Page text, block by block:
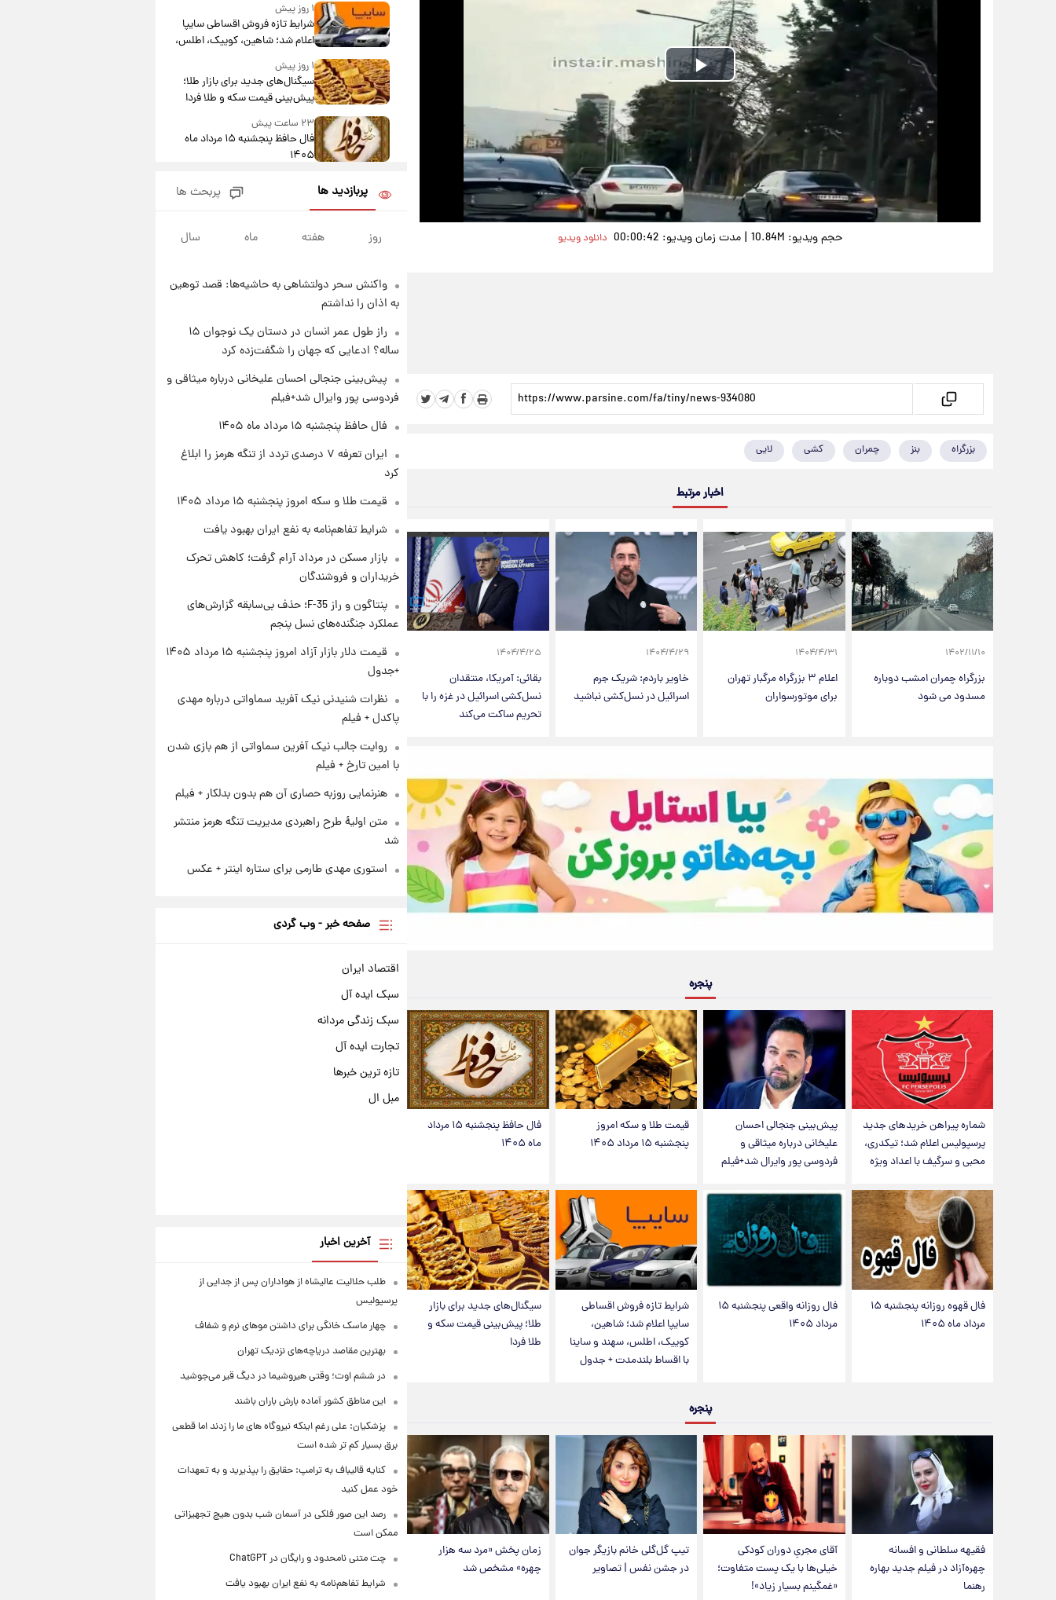
Play
Video
حجم ویدیو: 10.84M | مدت زمان ویدیو: 00:00:42 دانلود ویدیو
بزرگراه بنز چمران کشی لایی
اخبار مرتبط
۱۴۰۲/۱۱/۱۰
بزرگراه چمران امشب دوباره
مسدود می شود
۱۴۰۴/۴/۳۱
اعلام ۳ بزرگراه مرگبار تهران
برای موتورسواران
۱۴۰۴/۴/۲۹
خاویر باردم: شریک جرم
اسرائیل در نسل‌کشی نباشید
۱۴۰۴/۴/۲۵
بقائی: آمریکا، منتقدان
نسل‌کشی اسرائیل در غزه را با
تحریم ساکت می‌کند
پنجره
شماره پیراهن خریدهای جدید
پرسپولیس اعلام شد؛ تیکدری،
محبی و سرگیف با اعداد ویژه
پیش‌بینی جنجالی احسان
علیخانی درباره میثاقی و
فردوسی پور وایرال شد+فیلم
قیمت طلا و سکه امروز
پنجشنبه ۱۵ مرداد ۱۴۰۵
فال حافظ پنجشنبه ۱۵ مرداد
ماه ۱۴۰۵
فال قهوه روزانه پنجشنبه ۱۵
مرداد ماه ۱۴۰۵
فال روزانه واقعی پنجشنبه ۱۵
مرداد ۱۴۰۵
شرایط تازه فروش اقساطی
سایپا اعلام شد؛ شاهین،
کوییک، اطلس، سهند و ساینا
با اقساط بلندمدت + جدول
سیگنال‌های جدید برای بازار
طلا؛ پیش‌بینی قیمت سکه و
طلا فردا
پنجره
فقیهه سلطانی و افسانه
چهره‌آزاد در فیلم جدید بهاره
رهنما
آقای مجریِ دوران کودکی
خیلی‌ها با یک پست متفاوت؛
«غمگینم بسیار زیاد»!
تیپ گل‌گلی خانم بازیگر جوان
در جشن نفس | تصاویر
زمان پخش «مرد سه هزار
چهره» مشخص شد
۱ روز پیش
شرایط تازه فروش اقساطی سایپا
اعلام شد؛ شاهین، کوییک، اطلس،
سهند و ساینا با اقساط بلندمدت +
جدول۱ روز پیش
سیگنال‌های جدید برای بازار طلا؛
پیش‌بینی قیمت سکه و طلا فردا
۲۳ ساعت پیش
فال حافظ پنجشنبه ۱۵ مرداد ماه
۱۴۰۵
فال قهوه روزانه پنجشنبه ۱۵ مرداد
ماه ۱۴۰۵
۱ روز پیش
چهارشنبه ۱۴ مرداد + جدول
۱ روز پیش
تولید سایپا؛ نام خودرو، مبلغ پیش
پرداخت و زمان تحویل | سود
مشارکت چند درصد است؟
پربازدید ها پربحث ها
روز هفته ماه سال
واکنش سحر دولتشاهی به حاشیه‌ها: قصد توهین
به اذان را نداشتم
راز طول عمر انسان در دستان یک نوجوان ۱۵
ساله؟ ادعایی که جهان را شگفت‌زده کرد
پیش‌بینی جنجالی احسان علیخانی درباره میثاقی و
فردوسی پور وایرال شد+فیلم
فال حافظ پنجشنبه ۱۵ مرداد ماه ۱۴۰۵
ایران تعرفه ۷ درصدی تردد از تنگه هرمز را ابلاغ
کرد
قیمت طلا و سکه امروز پنجشنبه ۱۵ مرداد ۱۴۰۵
شرایط تفاهم‌نامه به نفع ایران بهبود یافت
بازار مسکن در مرداد آرام گرفت؛ کاهش تحرک
خریداران و فروشندگان
پنتاگون و راز F-35؛ حذف بی‌سابقه گزارش‌های
عملکرد جنگنده‌های نسل پنجم
قیمت دلار بازار آزاد امروز پنجشنبه ۱۵ مرداد ۱۴۰۵
+جدول
نظرات شنیدنی نیک آفرید سماواتی درباره مهدی
پاکدل + فیلم
روایت جالب نیک آفرین سماواتی از هم بازی شدن
با امین تارخ + فیلم
هنرنمایی روزبه حصاری آن هم بدون بدلکار + فیلم
متن اولیۀ طرح راهبردی مدیریت تنگه هرمز منتشر
شد
استوری مهدی طارمی برای ستاره اینتر + عکس
صفحه خبر - وب گردی
اقتصاد ایران
سبک ایده آل
سبک زندگی مردانه
تجارت ایده آل
تازه ترین خبرها
مبل ال
آخرین اخبار
طلب حلالیت عالیشاه از هواداران پس از جدایی از
پرسپولیس
چهار ماسک خانگی برای داشتن موهای نرم و شفاف
بهترین مقاصد دریاچه‌های نزدیک تهران
در ششم اوت؛ وقتی هیروشیما در دیگ قیر می‌جوشید
این مناطق کشور آماده بارش باران باشند
پزشکیان: علی رغم اینکه نیروگاه های ما را زدند اما قطعی
برق بسیار کم تر شده است
کنایه قالیباف به ترامپ: حقایق را بپذیرید و به تعهدات
خود عمل کنید
رصد این صور فلکی در آسمان شب بدون هیچ تجهیزاتی
ممکن است
چت متنی نامحدود و رایگان در ChatGPT
شرایط تفاهم‌نامه به نفع ایران بهبود یافت